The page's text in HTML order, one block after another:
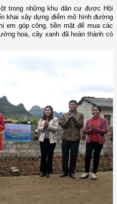
trong những khu dân cư được Hội
khai xây dựng điểm mô hình đường
em góp công, tiền mặt để mua các
hoa, cây xanh đã hoàn thành có